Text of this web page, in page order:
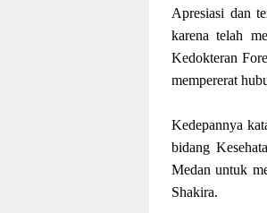
Apresiasi dan
karena telah
Kedokteran
mempererat
Kedepannya
bidang
Medan untuk
Shakira.